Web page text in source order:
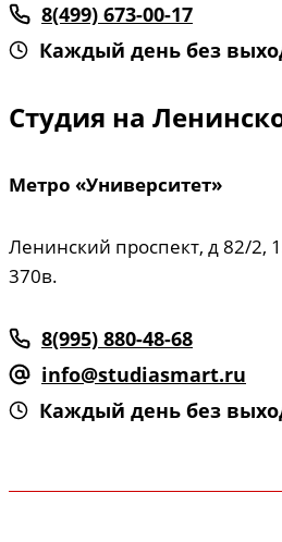
8(499) 673-00-17
Каждый день без
Студия на
Метро «Университет»
Ленинский проспект, д 82/2,
370в.
8(995) 880-48-68
info@studiasmart.ru
Каждый день без